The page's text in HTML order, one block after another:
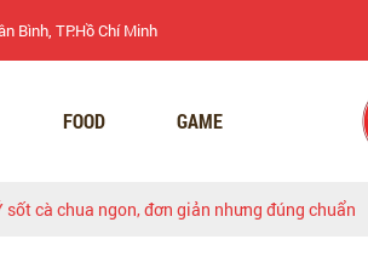
Bình, TP.Hồ Chí Minh
FOOD GAME
sốt cà chua ngon, đơn giản nhưng đúng chuẩn